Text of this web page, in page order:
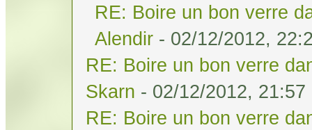
RE: Boire un bon verre
Alendir - 02/12/2012,
RE: Boire un bon verre
Skarn - 02/12/2012, 21:57
RE: Boire un bon verre